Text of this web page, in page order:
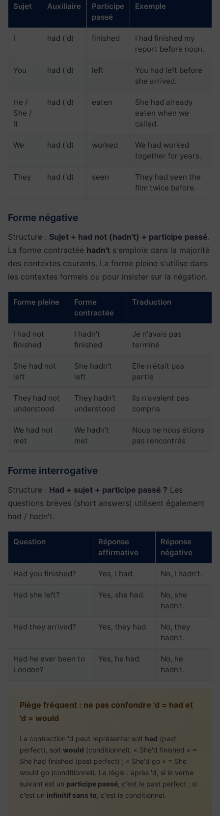
Sujet Auxiliaire
Participe
passé
Exemple
I had ('d) finished
I had finished my
report before noon.
You had ('d) left
You had left before
she arrived.
He /
She /
It
had ('d) eaten
She had already
eaten when we
called.
We had ('d) worked
We had worked
together for years.
They had ('d) seen
They had seen the
film twice before.
Forme négative
Structure : Sujet + had not (hadn't) + participe passé.
La forme contractée hadn't s'emploie dans la majorité
des contextes courants. La forme pleine s'utilise dans
les contextes formels ou pour insister sur la négation.
Forme pleine
Forme
contractée
Traduction
I had not
finished
I hadn't
finished
Je n'avais pas
terminé
She had not
left
She hadn't
left
Elle n'était pas
partie
They had not
understood
They hadn't
understood
Ils n'avaient pas
compris
We had not
met
We hadn't
met
Nous ne nous étions
pas rencontrés
Forme interrogative
Structure : Had + sujet + participe passé ? Les
questions brèves (short answers) utilisent également
had / hadn't.
Question
Réponse
affirmative
Réponse
négative
Had you finished? Yes, I had. No, I hadn't.
Had she left? Yes, she had.
No, she
hadn't.
Had they arrived? Yes, they had.
No, they
hadn't.
Had he ever been to
London?
Yes, he had.
No, he
hadn't.
Piège fréquent : ne pas confondre 'd = had et
'd = would
La contraction 'd peut représenter soit had (past
perfect), soit would (conditionnel). « She'd finished » =
She had finished (past perfect) ; « She'd go » = She
would go (conditionnel). La règle : après 'd, si le verbe
suivant est un participe passé , c'est le past perfect ; si
c'est un infinitif sans to , c'est le conditionnel.